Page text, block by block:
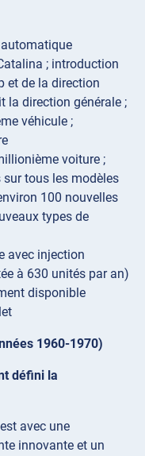
; introduction
et de la direction
la direction générale ;
véhicule ;
voiture ;
sur tous les modèles
100 nouvelles
types de
avec injection
à 630 unités par an)
disponible
1960-1970)
défini la
avec une
innovante et un